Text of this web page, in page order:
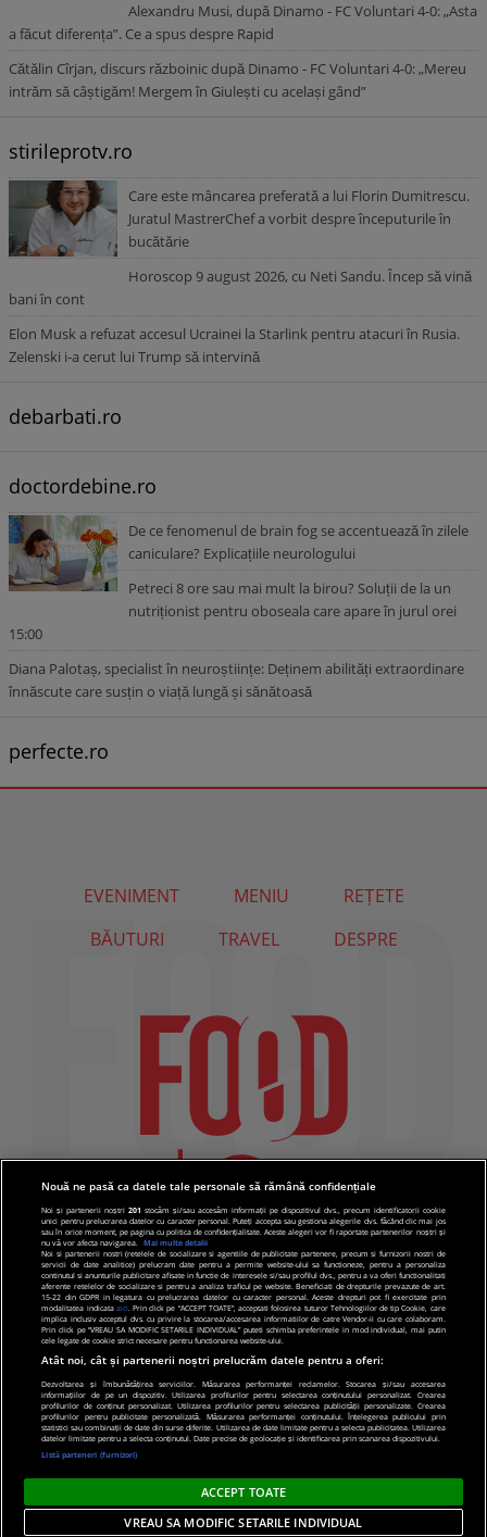
Alexandru Musi, după Dinamo - FC Voluntari 4-0: „Asta
a făcut diferența”. Ce a spus despre Rapid
Cătălin Cîrjan, discurs războinic după Dinamo - FC Voluntari 4-0: „Mereu
intrăm să câștigăm! Mergem în Giulești cu același gând”
stirileprotv.ro
Care este mâncarea preferată a lui Florin Dumitrescu.
Juratul MastrerChef a vorbit despre începuturile în
bucătărie
Horoscop 9 august 2026, cu Neti Sandu. Încep să vină
bani în cont
Elon Musk a refuzat accesul Ucrainei la Starlink pentru atacuri în Rusia.
Zelenski i-a cerut lui Trump să intervină
debarbati.ro
doctordebine.ro
De ce fenomenul de brain fog se accentuează în zilele
caniculare? Explicațiile neurologului
Petreci 8 ore sau mai mult la birou? Soluții de la un
nutriționist pentru oboseala care apare în jurul orei
15:00
Diana Palotaș, specialist în neuroștiințe: Deținem abilități extraordinare
înnăscute care susțin o viață lungă și sănătoasă
perfecte.ro
EVENIMENT MENIU
REȚETE
BĂUTURI
TRAVEL DESPRE
© 2019 PRO TV S.R.L |Politica de Cookie|Politica
de confidentialitate
Nouă ne pasă ca datele tale personale să rămână confidențiale
Noi și partenerii noștri201 stocăm și/sau accesăm informații pe dispozitivul dvs., precum identificatorii cookie
unici pentru prelucrarea datelor cu caracter personal. Puteți accepta sau gestiona alegerile dvs. făcând clic mai jos
sau în orice moment, pe pagina cu politica de confidențialitate. Aceste alegeri vor fi raportate partenerilor noștri și
nu vă vor afecta navigarea.
Mai multe detalii
Noi si partenerii nostri (retelele de socializare si agentiile de publicitate partenere, precum si furnizorii nostri de
servicii de date analitice) prelucram date pentru a permite website-ului sa functioneze, pentru a personaliza
continutul si anunturile publicitare afisate in functie de interesele si/sau profilul dvs., pentru a va oferi functionalitati
aferente retelelor de socializare si pentru a analiza traficul pe website. Beneficiati de drepturile prevazute de art.
15-22 din GDPR in legatura cu prelucrarea datelor cu caracter personal. Aceste drepturi pot fi exercitate prin
modalitatea indicata aici. Prin click pe “ACCEPT TOATE”, acceptati folosirea tuturor Tehnologiilor de tip Cookie, care
implica inclusiv acceptul dvs. cu privire la stocarea/accesarea informatiilor de catre Vendor-ii cu care colaboram.
Prin click pe “VREAU SA MODIFIC SETARILE INDIVIDUAL” puteti schimba preferintele in mod individual, mai putin
cele legate de cookie strict necesare pentru functionarea website-ului.
Atât noi, cât și partenerii noștri prelucrăm datele pentru a oferi:
Dezvoltarea și îmbunătățirea serviciilor. Măsurarea performanței reclamelor. Stocarea și/sau accesarea
informațiilor de pe un dispozitiv. Utilizarea profilurilor pentru selectarea conținutului personalizat. Crearea
profilurilor de conținut personalizat. Utilizarea profilurilor pentru selectarea publicității personalizate. Crearea
profilurilor pentru publicitate personalizată. Măsurarea performanței conținutului. Înțelegerea publicului prin
statistici sau combinații de date din surse diferite. Utilizarea de date limitate pentru a selecta publicitatea. Utilizarea
datelor limitate pentru a selecta conținutul. Date precise de geolocație și identificarea prin scanarea dispozitivului.
Listă parteneri (furnizori)
ACCEPT TOATE
VREAU SA MODIFIC SETARILE INDIVIDUAL